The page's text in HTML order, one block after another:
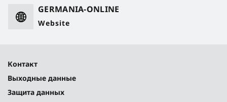
GERMANIA-ONLINE
Website
Контакт
Выходные данные
Защита данных